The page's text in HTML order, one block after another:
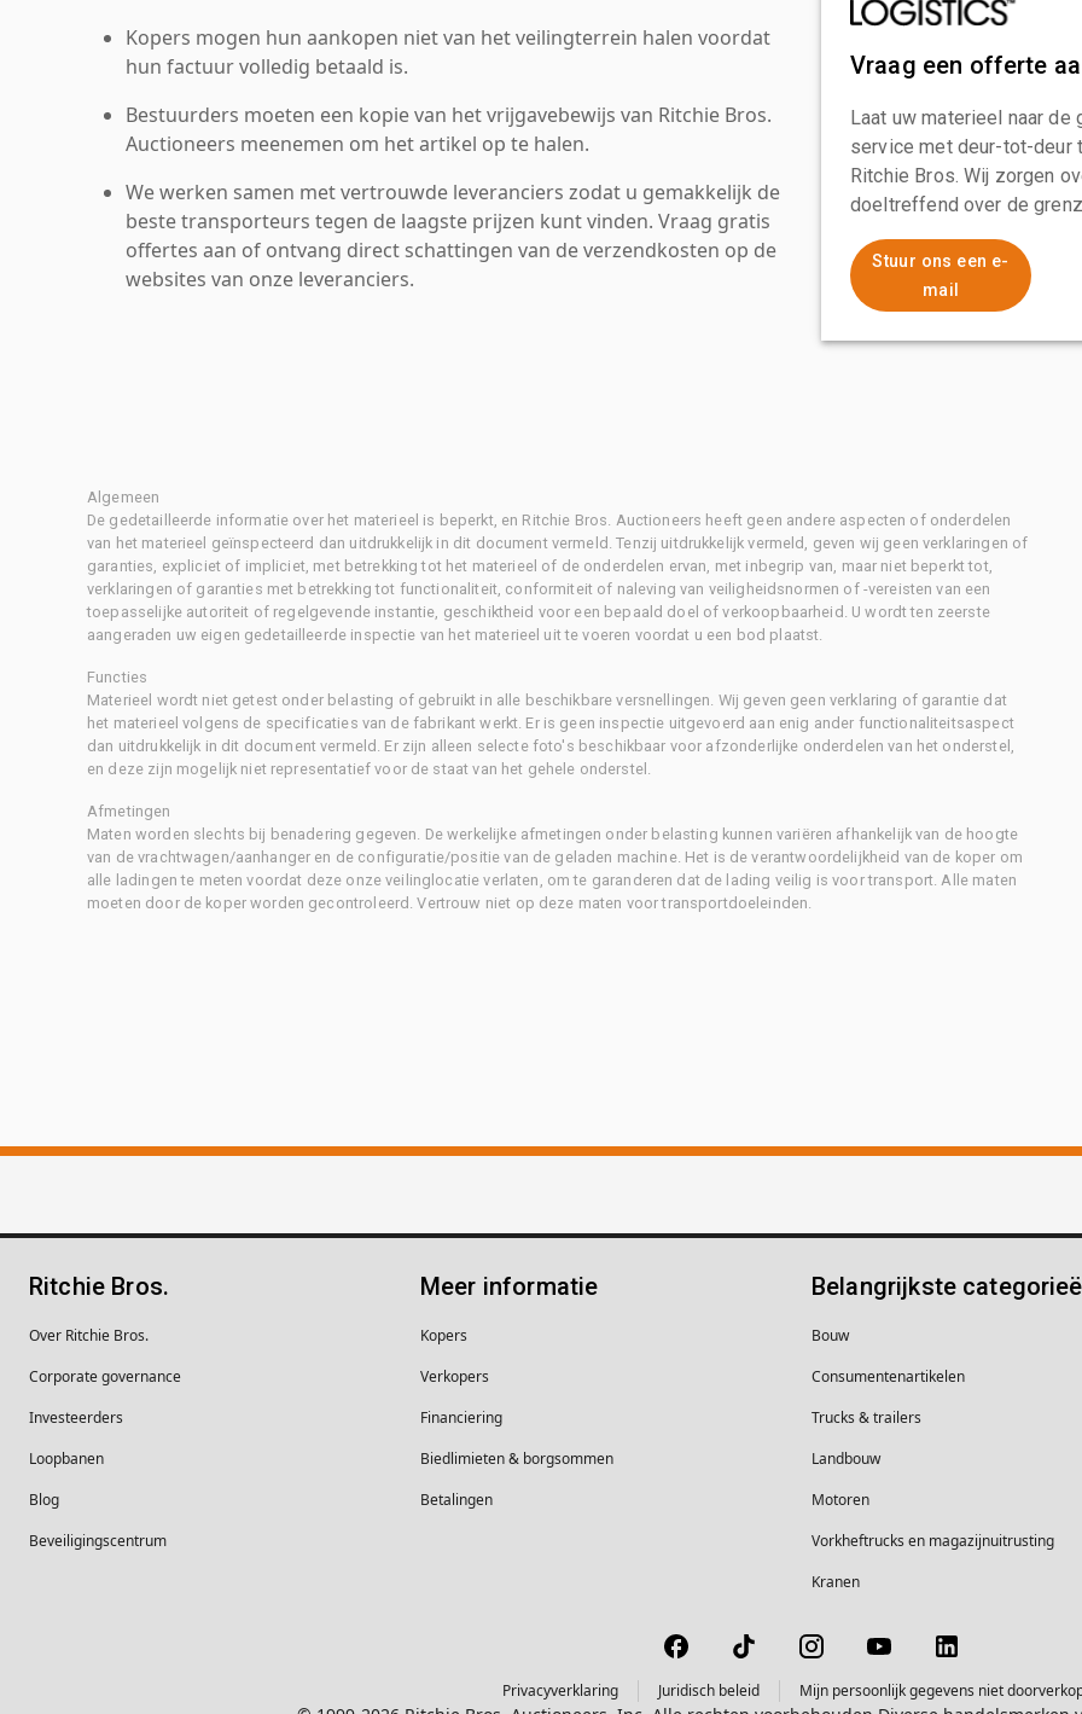
Kopers mogen hun aankopen niet van het veilingterrein halen voordat
hun factuur volledig betaald is.
Bestuurders moeten een kopie van het vrijgavebewijs van Ritchie Bros.
Auctioneers meenemen om het artikel op te halen.
We werken samen met vertrouwde leveranciers zodat u gemakkelijk de
beste transporteurs tegen de laagste prijzen kunt vinden. Vraag gratis
offertes aan of ontvang direct schattingen van de verzendkosten op de
websites van onze leveranciers.
Vraag een offerte
Laat uw materieel naar
service met deur-tot-deur
Ritchie Bros. Wij zorgen
doeltreffend over de
Stuur ons een e-
mail
Algemeen
De gedetailleerde informatie over het materieel is beperkt, en Ritchie Bros. Auctioneers heeft geen andere aspecten of onderdelen
van het materieel geïnspecteerd dan uitdrukkelijk in dit document vermeld. Tenzij uitdrukkelijk vermeld, geven wij geen verklaringen of
garanties, expliciet of impliciet, met betrekking tot het materieel of de onderdelen ervan, met inbegrip van, maar niet beperkt tot,
verklaringen of garanties met betrekking tot functionaliteit, conformiteit of naleving van veiligheidsnormen of -vereisten van een
toepasselijke autoriteit of regelgevende instantie, geschiktheid voor een bepaald doel of verkoopbaarheid. U wordt ten zeerste
aangeraden uw eigen gedetailleerde inspectie van het materieel uit te voeren voordat u een bod plaatst.
Functies
Materieel wordt niet getest onder belasting of gebruikt in alle beschikbare versnellingen. Wij geven geen verklaring of garantie dat
het materieel volgens de specificaties van de fabrikant werkt. Er is geen inspectie uitgevoerd aan enig ander functionaliteitsaspect
dan uitdrukkelijk in dit document vermeld. Er zijn alleen selecte foto's beschikbaar voor afzonderlijke onderdelen van het onderstel,
en deze zijn mogelijk niet representatief voor de staat van het gehele onderstel.
Afmetingen
Maten worden slechts bij benadering gegeven. De werkelijke afmetingen onder belasting kunnen variëren afhankelijk van de hoogte
van de vrachtwagen/aanhanger en de configuratie/positie van de geladen machine. Het is de verantwoordelijkheid van de koper om
alle ladingen te meten voordat deze onze veilinglocatie verlaten, om te garanderen dat de lading veilig is voor transport. Alle maten
moeten door de koper worden gecontroleerd. Vertrouw niet op deze maten voor transportdoeleinden.
Ritchie Bros.
Over Ritchie Bros.
Corporate governance
Investeerders
Loopbanen
Blog
Beveiligingscentrum
Meer informatie
Kopers
Verkopers
Financiering
Biedlimieten & borgsommen
Betalingen
Belangrijkste
Bouw
Consumentenartikelen
Trucks & trailers
Landbouw
Motoren
Vorkheftrucks en magazijnuitrusting
Kranen
Privacyverklaring Juridisch beleid Mijn persoonlijk gegevens niet